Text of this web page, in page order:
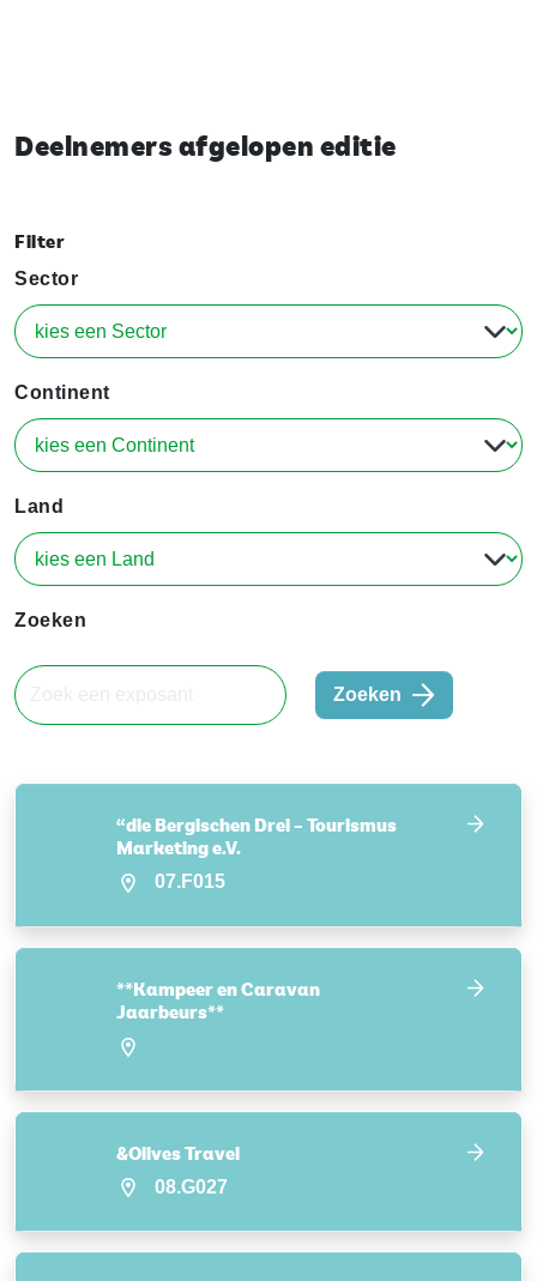
Deelnemers afgelopen editie
Filter
Sector
Continent
Land
Zoeken
Zoeken
“die Bergischen Drei – Tourismus
Marketing e.V.
07.F015
**Kampeer en Caravan
Jaarbeurs**
&Olives Travel
08.G027